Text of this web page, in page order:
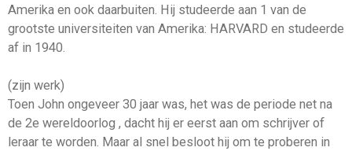
Amerika en ook daarbuiten. Hij studeerde aan 1 van de
grootste universiteiten van Amerika: HARVARD en studeerde
af in 1940.
(zijn werk)
Toen John ongeveer 30 jaar was, het was de periode net na
de 2e wereldoorlog , dacht hij er eerst aan om schrijver of
leraar te worden. Maar al snel besloot hij om te proberen in